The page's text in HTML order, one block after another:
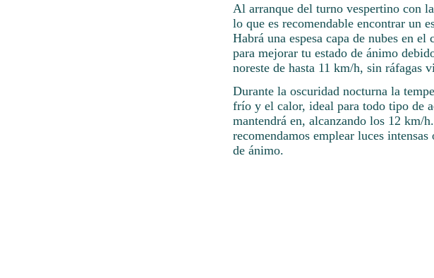
Al arranque del turno vespertino con
lo que es recomendable encontrar un
Habrá una espesa capa de nubes en
para mejorar tu estado de ánimo
noreste de hasta 11 km/h, sin ráfagas
Durante la oscuridad nocturna la
frío y el calor, ideal para todo tipo de
mantendrá en, alcanzando los 12 km/
recomendamos emplear luces
de ánimo.